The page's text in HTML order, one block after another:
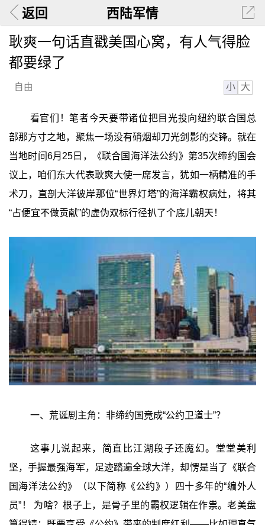
返回 西陆军情
耿爽一句话直戳美国心窝，有人气得脸
都要绿了
自由 小 大
看官们！笔者今天要带诸位把目光投向纽约联合国总
部那方寸之地，聚焦一场没有硝烟却刀光剑影的交锋。就在
当地时间6月25日，《联合国海洋法公约》第35次缔约国会
议上，咱们东大代表耿爽大使一席发言，犹如一柄精准的手
术刀，直剖大洋彼岸那位“世界灯塔”的海洋霸权病灶，将其
“占便宜不做贡献”的虚伪双标行径扒了个底儿朝天！
一、荒诞剧主角：非缔约国竟成“公约卫道士”？
这事儿说起来，简直比江湖段子还魔幻。堂堂美利
坚，手握最强海军，足迹踏遍全球大洋，却愣是当了《联合
国海洋法公约》（以下简称《公约》）四十多年的“编外人
员”！ 为啥？根子上，是骨子里的霸权逻辑在作祟。老美盘